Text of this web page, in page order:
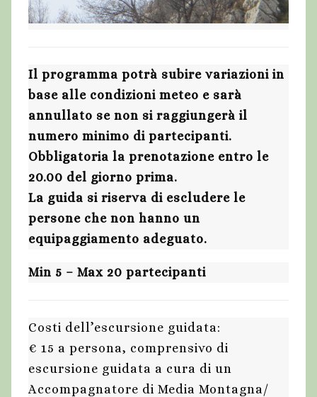
Il programma potrà subire variazioni in
base alle condizioni meteo e sarà
annullato se non si raggiungerà il
numero minimo di partecipanti.
Obbligatoria la prenotazione entro le
20.00 del giorno prima.
La guida si riserva di escludere le
persone che non hanno un
equipaggiamento adeguato.
Min 5 – Max 20 partecipanti
Costi dell’escursione guidata:
€ 15 a persona, comprensivo di
escursione guidata a cura di un
Accompagnatore di Media Montagna/